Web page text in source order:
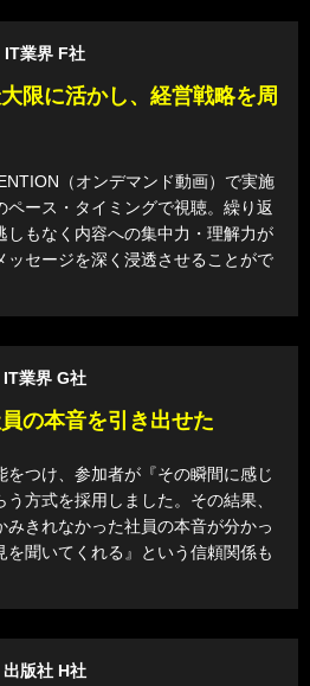
限に活かし、経営戦略を周
IT業界 F社
（オンデマンド動画）で実施
ペース・タイミングで視聴。繰り返
しもなく内容への集中力・理解力が
ッセージを深く浸透させることがで
の本音を引き出せた
IT業界 G社
をつけ、参加者が『その瞬間に感じ
方式を採用しました。その結果、
きれなかった社員の本音が分かっ
を聞いてくれる』という信頼関係も
出版社 H社